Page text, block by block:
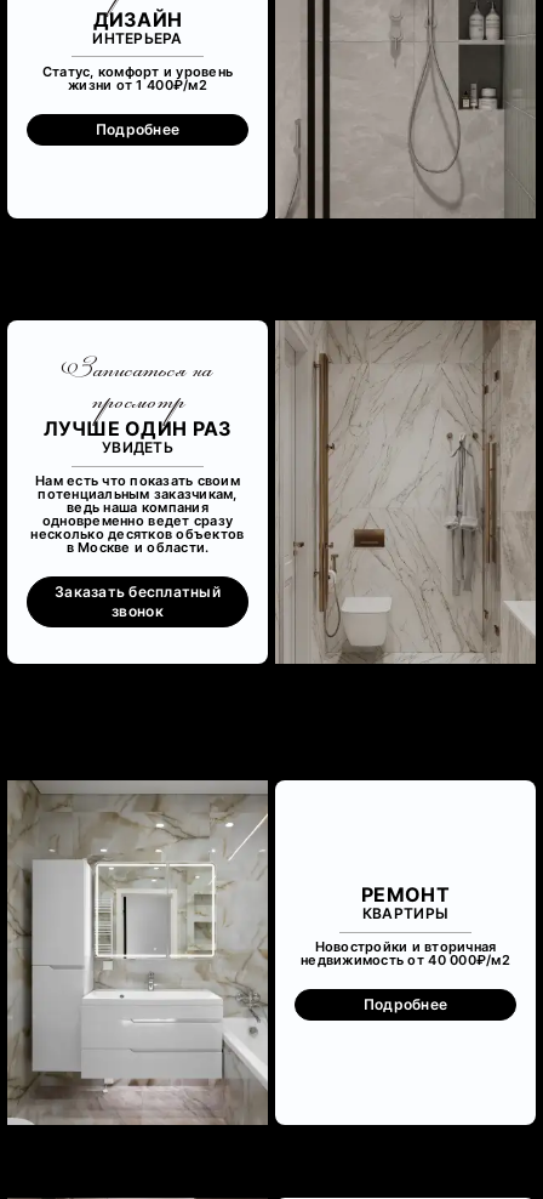
ДИЗАЙН
ИНТЕРЬЕРА
Статус, комфорт и уровень
жизни от 1 400₽/м2
Подробнее
Записаться на
просмотр
ЛУЧШЕ ОДИН РАЗ
УВИДЕТЬ
Нам есть что показать своим
потенциальным заказчикам,
ведь наша компания
одновременно ведет сразу
несколько десятков объектов
в Москве и области.
Заказать бесплатный
звонок
РЕМОНТ
КВАРТИРЫ
Новостройки и вторичная
недвижимость от 40 000₽/м2
Подробнее